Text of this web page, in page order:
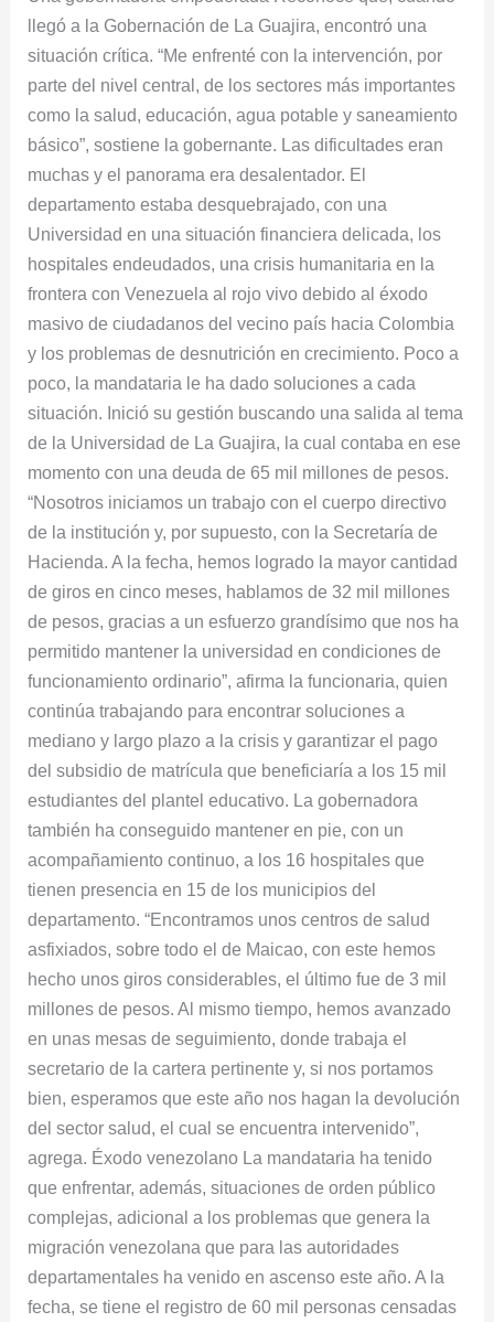
llegó a la Gobernación de La Guajira, encontró una
situación crítica. “Me enfrenté con la intervención, por
parte del nivel central, de los sectores más importantes
como la salud, educación, agua potable y saneamiento
básico”, sostiene la gobernante. Las dificultades eran
muchas y el panorama era desalentador. El
departamento estaba desquebrajado, con una
Universidad en una situación financiera delicada, los
hospitales endeudados, una crisis humanitaria en la
frontera con Venezuela al rojo vivo debido al éxodo
masivo de ciudadanos del vecino país hacia Colombia
y los problemas de desnutrición en crecimiento. Poco a
poco, la mandataria le ha dado soluciones a cada
situación. Inició su gestión buscando una salida al tema
de la Universidad de La Guajira, la cual contaba en ese
momento con una deuda de 65 mil millones de pesos.
“Nosotros iniciamos un trabajo con el cuerpo directivo
de la institución y, por supuesto, con la Secretaría de
Hacienda. A la fecha, hemos logrado la mayor cantidad
de giros en cinco meses, hablamos de 32 mil millones
de pesos, gracias a un esfuerzo grandísimo que nos ha
permitido mantener la universidad en condiciones de
funcionamiento ordinario”, afirma la funcionaria, quien
continúa trabajando para encontrar soluciones a
mediano y largo plazo a la crisis y garantizar el pago
del subsidio de matrícula que beneficiaría a los 15 mil
estudiantes del plantel educativo. La gobernadora
también ha conseguido mantener en pie, con un
acompañamiento continuo, a los 16 hospitales que
tienen presencia en 15 de los municipios del
departamento. “Encontramos unos centros de salud
asfixiados, sobre todo el de Maicao, con este hemos
hecho unos giros considerables, el último fue de 3 mil
millones de pesos. Al mismo tiempo, hemos avanzado
en unas mesas de seguimiento, donde trabaja el
secretario de la cartera pertinente y, si nos portamos
bien, esperamos que este año nos hagan la devolución
del sector salud, el cual se encuentra intervenido”,
agrega. Éxodo venezolano La mandataria ha tenido
que enfrentar, además, situaciones de orden público
complejas, adicional a los problemas que genera la
migración venezolana que para las autoridades
departamentales ha venido en ascenso este año. A la
fecha, se tiene el registro de 60 mil personas censadas